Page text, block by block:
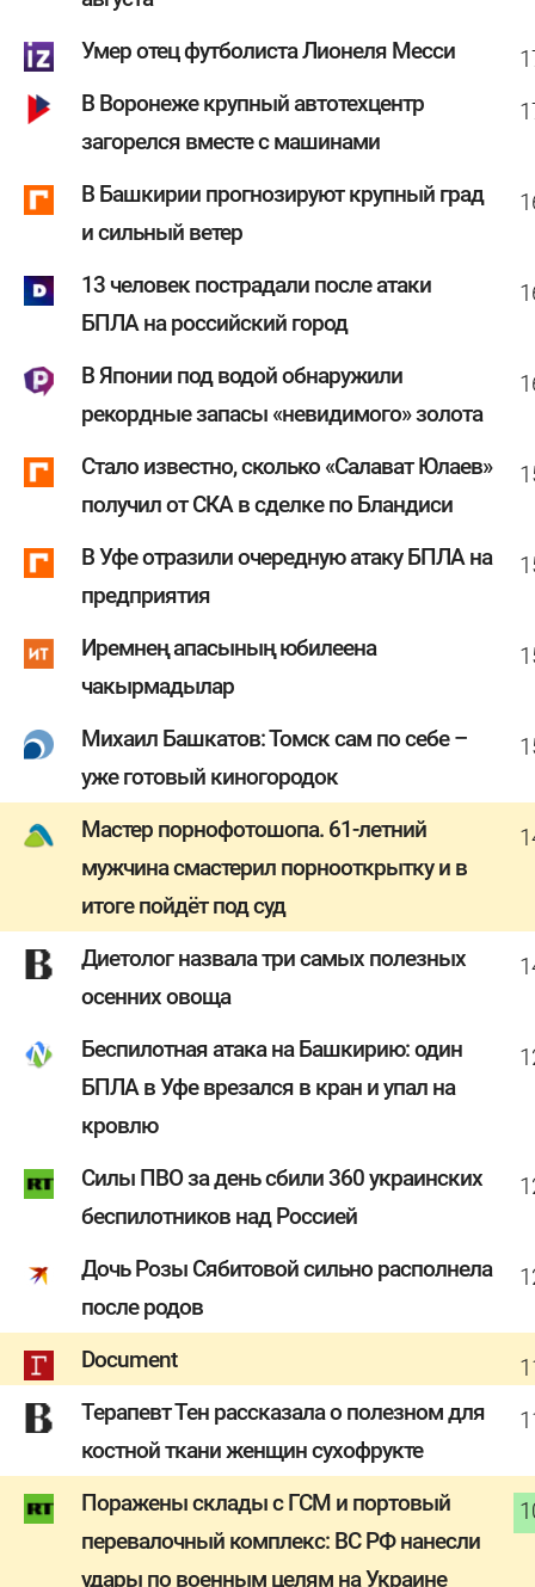
Умер отец футболиста Лионеля Месси
В Воронеже крупный автотехцентр
загорелся вместе с машинами
В Башкирии прогнозируют крупный град
и сильный ветер
13 человек пострадали после атаки
БПЛА на российский город
В Японии под водой обнаружили
рекордные запасы «невидимого» золота
Стало известно, сколько «Салават Юлаев»
получил от СКА в сделке по Бландиси
В Уфе отразили очередную атаку БПЛА на
предприятия
Иремнең апасының юбилеена
чакырмадылар
Михаил Башкатов: Томск сам по себе –
уже готовый киногородок
Мастер порнофотошопа. 61-летний
мужчина смастерил порнооткрытку и в
итоге пойдёт под суд
Диетолог назвала три самых полезных
осенних овоща
Беспилотная атака на Башкирию: один
БПЛА в Уфе врезался в кран и упал на
кровлю
Силы ПВО за день сбили 360 украинских
беспилотников над Россией
Дочь Розы Сябитовой сильно располнела
после родов
Document
Терапевт Тен рассказала о полезном для
костной ткани женщин сухофрукте
Поражены склады с ГСМ и портовый
перевалочный комплекс: ВС РФ нанесли
удары по военным целям на Украине